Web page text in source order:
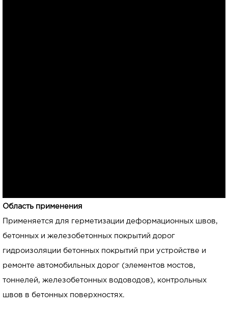
Область применения
Применяется для герметизации деформационных швов,
бетонных и железобетонных покрытий дорог
гидроизоляции бетонных покрытий при устройстве и
ремонте автомобильных дорог (элементов мостов,
тоннелей, железобетонных водоводов), контрольных
швов в бетонных поверхностях.